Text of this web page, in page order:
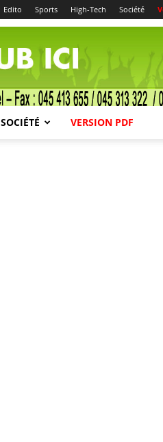
Edito Sports High-Tech Société
SOCIÉTÉ VERSION PDF